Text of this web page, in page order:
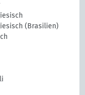
(Brasilien)